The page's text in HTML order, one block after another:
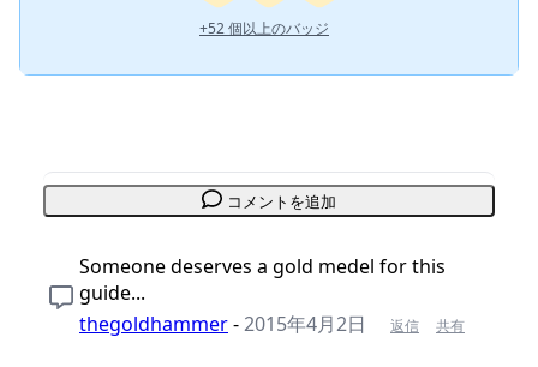
+52 個以上のバッジ
コメントを追加
Someone deserves a gold medel for this
guide...
thegoldhammer-2015年4月2日 返信 共有